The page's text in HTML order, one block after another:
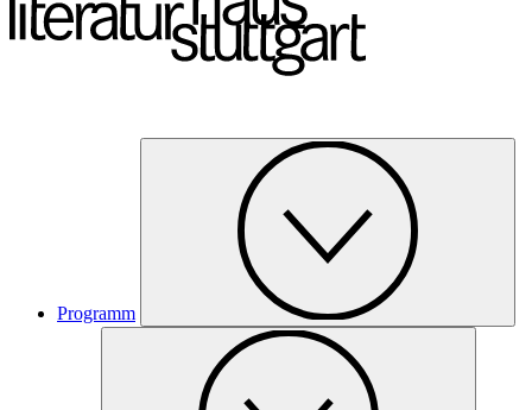
Programm